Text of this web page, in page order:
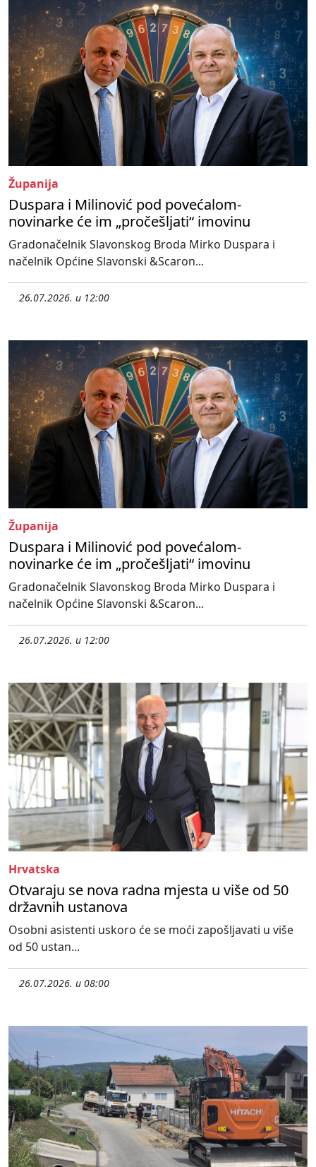
Županija
Duspara i Milinović pod povećalom-
novinarke će im „pročešljati“ imovinu
Gradonačelnik Slavonskog Broda Mirko Duspara i
načelnik Općine Slavonski &Scaron...
26.07.2026. u 12:00
Županija
Duspara i Milinović pod povećalom-
novinarke će im „pročešljati“ imovinu
Gradonačelnik Slavonskog Broda Mirko Duspara i
načelnik Općine Slavonski &Scaron...
26.07.2026. u 12:00
Hrvatska
Otvaraju se nova radna mjesta u više od 50
državnih ustanova
Osobni asistenti uskoro će se moći zapošljavati u više
od 50 ustan...
26.07.2026. u 08:00